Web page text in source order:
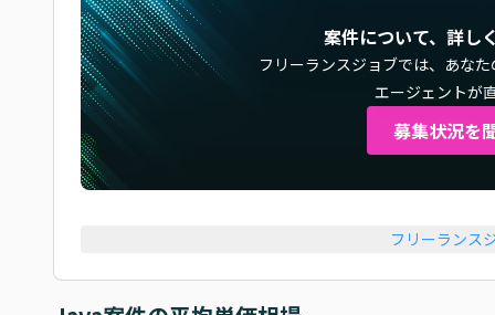
案件について、詳し
フリーランスジョブでは、 あな
エージェントが
募集状況を
フリーランス